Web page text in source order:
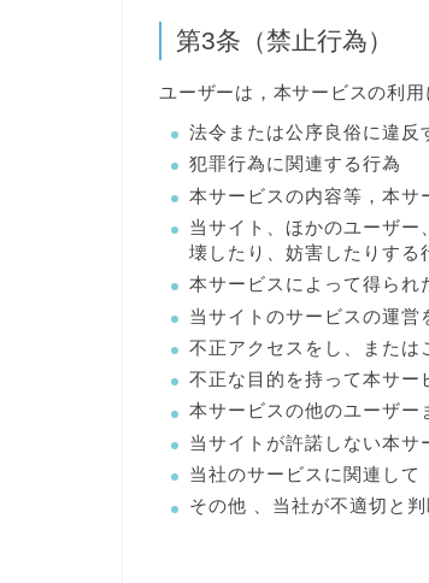
第3条（禁止行為）
ユーザーは，本サービスの利
法令または公序良俗に違反
犯罪行為に関連する行為
本サービスの内容等，本サ
当サイト、ほかのユーザ
壊したり、妨害したりする
本サービスによって得られ
当サイトのサービスの運営
不正アクセスをし、または
不正な目的を持って本サー
本サービスの他のユーザー
当サイトが許諾しない本
当社のサービスに関連し
その他 、当社が不適切と